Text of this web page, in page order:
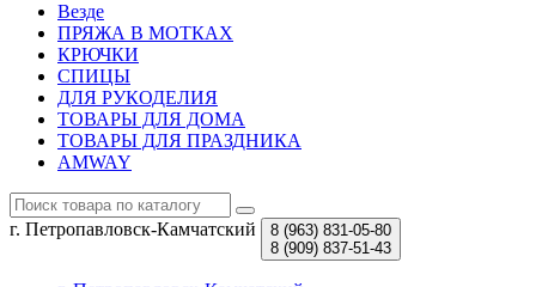
Везде
ПРЯЖА В МОТКАХ
КРЮЧКИ
СПИЦЫ
ДЛЯ РУКОДЕЛИЯ
ТОВАРЫ ДЛЯ ДОМА
ТОВАРЫ ДЛЯ ПРАЗДНИКА
AMWAY
г. Петропавловск-Камчатский 8 (963) 831-05-80
8 (909) 837-51-43